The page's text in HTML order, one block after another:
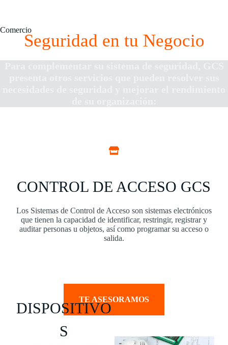
Comercio
Seguridad en tu Negocio
CONTROL DE ACCESO GCS
Los Sistemas de Control de Acceso son sistemas electrónicos
que tienen la capacidad de identificar, restringir, registrar y
auditar personas u objetos, así como programar su acceso o
salida.
TE ASESORAMOS
DISPOSITIVO
S